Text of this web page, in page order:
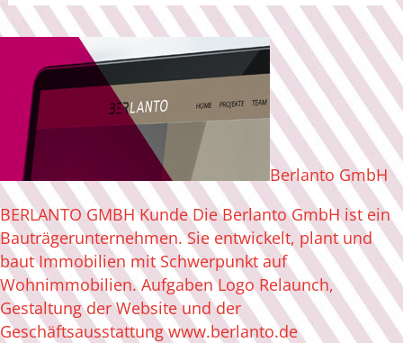
Berlanto GmbH
BERLANTO GMBH Kunde Die Berlanto GmbH ist ein
Bauträgerunternehmen. Sie entwickelt, plant und
baut Immobilien mit Schwerpunkt auf
Wohnimmobilien. Aufgaben Logo Relaunch,
Gestaltung der Website und der
Geschäftsausstattung www.berlanto.de